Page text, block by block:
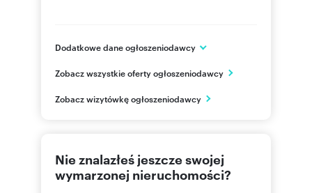
Dodatkowe dane ogłoszeniodawcy
ul. Kwiatkowskiego 44A/1
podkarpackie
665 00 Pokaż telefon
Zobacz wszystkie oferty ogłoszeniodawcy
Zobacz wizytówkę ogłoszeniodawcy
Nie znalazłeś jeszcze swojej
wymarzonej nieruchomości?